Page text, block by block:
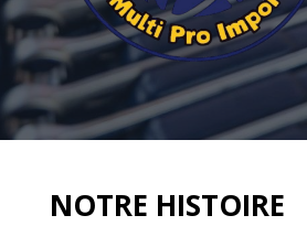
NOTRE HISTOIRE